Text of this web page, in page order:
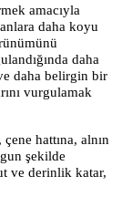
amacıyla
daha koyu
daha
daha belirgin bir
vurgulamak
hattına, alnın
şekilde
ve derinlik katar,